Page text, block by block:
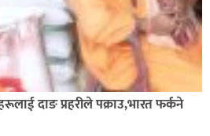
दाङ प्रहरीले पक्राउ,भारत फर्कने